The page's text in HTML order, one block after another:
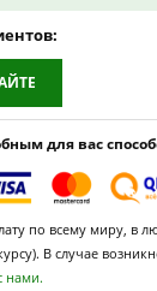
для вас
по всему миру, в
В случае
нами.